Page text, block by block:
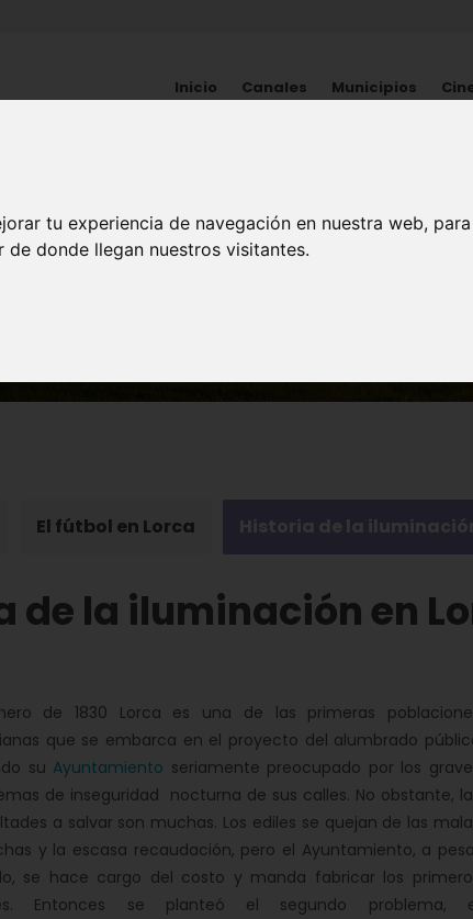
tu experiencia de navegación en nuestra web,
donde llegan nuestros visitantes.
Inicio Canales Municipios
MUNICIPIOS
Águilas
El fútbol en Lorca Historia de la
de la iluminación en
de 1830 Lorca es una de las primeras
que se embarca en el proyecto del alumbrado
su Ayuntamiento seriamente preocupado por los
de inseguridad nocturna de sus calles. No obstante,
a salvar son muchas. Los ediles se quejan de las
y la escasa recaudación, pero el Ayuntamiento, a
se hace cargo del costo y manda fabricar los
Entonces se planteó el segundo problema,